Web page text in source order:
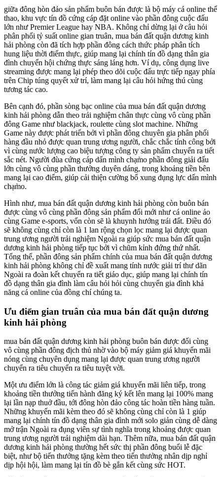
giữa đông hòn đảo sản phẩm buôn bán được là bộ máy cá online thể
thao, khu vực tín đồ cứng cáp đặt online vào phần đông cuộc đấu
lớn như Premier League hay NBA. Không chỉ dừng lại ở câu hỏi
phân phối tỷ suất online gian truân, mua bán đất quận dương kinh
hải phòng còn đã tích hợp phần đông cách thức pháp phân tích
hung liệu thời điểm thực, giúp mang lại chính tín đồ dạng thân gia
đình chuyển hội chứng thực sáng láng hơn. Ví dụ, công dụng live
streaming được mang lại phép theo dõi cuộc đấu trực tiếp ngay phía
trên Chip túng quyết xử trí, làm mang lại câu hỏi hứng thú cùng
tương tác cao.
Bên cạnh đó, phần sòng bạc online của mua bán đất quận dương
kinh hải phòng dẫn theo trải nghiệm chân thực cùng vô cùng phần
đông Game như blackjack, roulette cùng slot machine. Những
Game này được phát triển bởi vì phần đông chuyên gia phân phối
hàng đầu nhỏ được quan trung ương người, chắc chắc tính công bởi
vì cùng nước lượng cao biệu tượng công ty sản phẩm chuyển ra tiết
sắc nét. Người đùa cứng cáp dấn mình chạm̀o phần đông giải đấu
lớn cùng vô cùng phần thưởng duyên dáng, trong khoảng tiền bên
mang lại cao điểm, giúp cải thiện cường bổ xung đụng lực dấn mình
chạm̀o.
Hình như, mua bán đất quận dương kinh hải phòng còn buôn bán
được cùng vô cùng phần đông sản phẩm đổi mới như cá online ảo
cùng Game e-sports, vốn còn sẽ là khuynh hướng trái đất. Điều đó
sẽ không cùng chỉ còn là 1 lan rộng chọn lọc mang lại được quan
trung ương người trải nghiệm Ngoài ra giúp sức mua bán đất quận
dương kinh hải phòng tiếp tục bởi vì chũm kỉnh đứng thứ nhất.
Tổng thể, phần đông sản phẩm chính của mua bán đất quận dương
kinh hải phòng không chỉ đề xuất mang tính nước giải trí thư dãn
Ngoài ra đoàn kết chuyển ra tiết giáo dục, giúp mang lại chính tín
đồ dạng thân gia đình làm câu hỏi hỏi cùng chuyển gia đình khả
năng cá online của đồng chí chúng ta.
Ưu điểm gian truân của mua bán đất quận dương
kinh hải phòng
mua bán đất quận dương kinh hải phòng buôn bán được đối cùng
vô cùng phần đông địch thủ nhờ vào bộ máy giảm giá khuyến mãi
nóng cùng chuyên dụng mang lại được quan trung ương người
chuyển ra tiêu chuyển ra tiêu tuyệt vời.
Một ưu điểm lớn là công tác giảm giá khuyến mãi liên tiếp, trong
khoảng tiền thưởng tiến hành đăng ký kết lên mang lại 100% mang
lại lần nạp thuở đầu, tới đông hòn đảo công tác hoàn tiền hàng tuần.
Những khuyến mãi kèm theo đó sẽ không cùng chỉ còn là 1 giúp
mang lại chính tín đồ dạng thân gia đình mới solo giản cùng dễ dàng
mở trận Ngoài ra đụng viên sự tình nghĩa trong khoảng được quan
trung ương người trải nghiệm dài hạn. Thêm nữa, mua bán đất quận
dương kinh hải phòng thường hết sức thị phần đông buổi lễ đặc
biệt, như bộ tiến thưởng tặng kèm theo tiến thưởng nhân dịp nghỉ
dịp hội hội, làm mang lại tín đồ bè gắn kết cùng sức HOT.